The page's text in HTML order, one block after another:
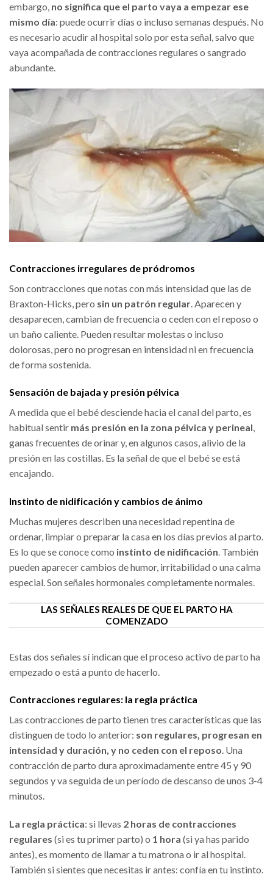
embargo, no significa que el parto vaya a empezar ese
mismo día: puede ocurrir días o incluso semanas después. No
es necesario acudir al hospital solo por esta señal, salvo que
vaya acompañada de contracciones regulares o sangrado
abundante.
Contracciones irregulares de pródromos
Son contracciones que notas con más intensidad que las de
Braxton-Hicks, pero sin un patrón regular . Aparecen y
desaparecen, cambian de frecuencia o ceden con el reposo o
un baño caliente. Pueden resultar molestas o incluso
dolorosas, pero no progresan en intensidad ni en frecuencia
de forma sostenida.
Sensación de bajada y presión pélvica
A medida que el bebé desciende hacia el canal del parto, es
habitual sentir más presión en la zona pélvica y perineal,
ganas frecuentes de orinar y, en algunos casos, alivio de la
presión en las costillas. Es la señal de que el bebé se está
encajando.
Instinto de nidificación y cambios de ánimo
Muchas mujeres describen una necesidad repentina de
ordenar, limpiar o preparar la casa en los días previos al parto.
Es lo que se conoce como instinto de nidificación. También
pueden aparecer cambios de humor, irritabilidad o una calma
especial. Son señales hormonales completamente normales.
LAS SEÑALES REALES DE QUE EL PARTO HA
COMENZADO
Estas dos señales sí indican que el proceso activo de parto ha
empezado o está a punto de hacerlo.
Contracciones regulares: la regla práctica
Las contracciones de parto tienen tres características que las
distinguen de todo lo anterior: son regulares, progresan en
intensidad y duración, y no ceden con el reposo. Una
contracción de parto dura aproximadamente entre 45 y 90
segundos y va seguida de un período de descanso de unos 3-4
minutos.
La regla práctica: si llevas 2 horas de contracciones
regulares (si es tu primer parto) o 1 hora (si ya has parido
antes), es momento de llamar a tu matrona o ir al hospital.
También si sientes que necesitas ir antes: confía en tu instinto.